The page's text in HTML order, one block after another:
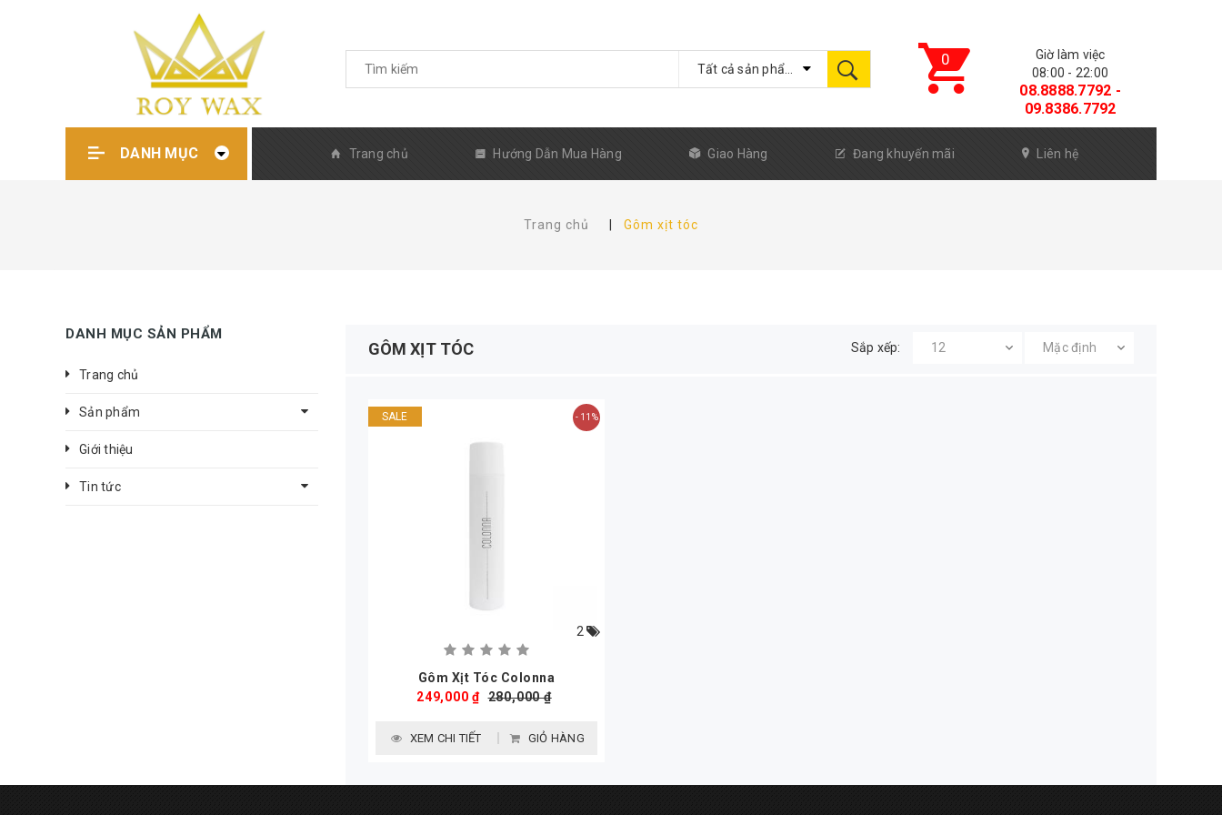
0
Giờ làm việc
08:00 - 22:00
08.8888.7792 -
09.8386.7792
DANH MỤC Trang chủ Hướng Dẫn Mua Hàng Giao Hàng Đang khuyến mãi Liên hệ
Trang chủ Gôm xịt tóc
GÔM XỊT TÓC Sắp xếp:
SALE
Gôm Xịt Tóc Colonna
249,000 ₫ 280,000 ₫
- 11%
2
XEM CHI TIẾT GIỎ HÀNG
DANH MỤC SẢN PHẨM
Trang chủ
Sản phẩm
Giới thiệu
Tin tức